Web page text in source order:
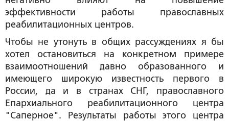
эффективности работы православных
реабилитационных центров.
Чтобы не утонуть в общих рассуждениях я бы
хотел остановиться на конкретном примере
взаимоотношений давно образованного и
имеющего широкую известность первого в
России, да и в странах СНГ, православного
Епархиального реабилитационного центра
"Саперное". Результаты работы этого центра